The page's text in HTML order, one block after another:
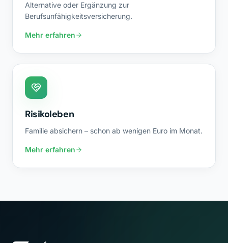
Alternative oder Ergänzung zur
Berufsunfähigkeitsversicherung.
Mehr erfahren
Risikoleben
Familie absichern – schon ab wenigen Euro im Monat.
Mehr erfahren